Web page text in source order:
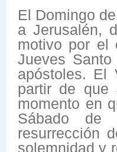
El Domingo
a Jerusalén,
motivo por el
Jueves
apóstoles. El
partir de que
momento en
Sábado de
resurrección
solemnidad y